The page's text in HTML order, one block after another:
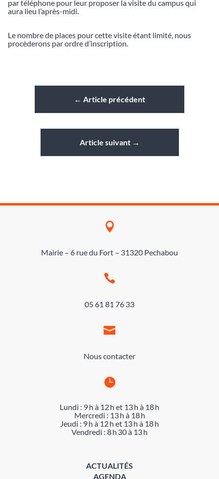
par téléphone pour leur proposer la visite du campus qui
aura lieu l’après-midi.
Le nombre de places pour cette visite étant limité, nous
procèderons par ordre d’inscription.
← Article précédent
Article suivant→

Mairie – 6 rue du Fort – 31320 Pechabou

05 61 81 76 33

Nous contacter

Lundi : 9 h à 12 h et 13 h à 18 h
Mercredi : 13 h à 18 h
Jeudi : 9 h à 12 h et 13 h à 18 h
Vendredi : 8 h 30 à 13 h
ACTUALITÉS
AGENDA